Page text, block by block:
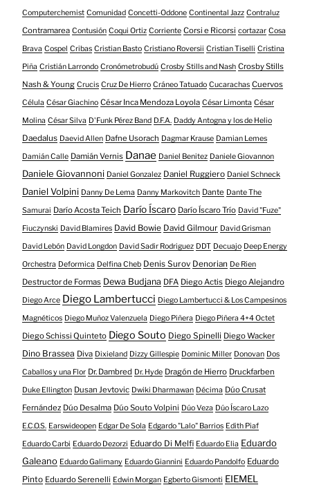
Computerchemist Comunidad Concetti-Oddone Continental Jazz Contraluz
Contramarea Contusión Coqui Ortiz Corriente Corsi e Ricorsi cortazar Cosa
Brava Cospel Cribas Cristian Basto Cristiano Roversii Cristian Tiselli Cristina
Piña Cristián Larrondo Cronómetrobudú Crosby Stills and Nash Crosby Stills
Nash & Young Crucis Cruz De Hierro Cráneo Tatuado Cucarachas Cuervos
Célula César Giachino César Inca Mendoza Loyola César Limonta César
Molina César Silva D'Funk Pérez Band D.F.A. Daddy Antogna y los de Helio
Daedalus Daevid Allen Dafne Usorach Dagmar Krause Damian Lemes
Damián Calle Damián Vernis Danae Daniel Benitez Daniele Giovannon
Daniele Giovannoni Daniel Gonzalez Daniel Ruggiero Daniel Schneck
Daniel Volpini Danny De Lema Danny Markovitch Dante Dante The
Samurai Darío Acosta Teich Darío Íscaro Darío Íscaro Trío David "Fuze"
Fiuczynski David Blamires David Bowie David Gilmour David Grisman
David Lebón David Longdon David Sadir Rodriguez DDT Decuajo Deep Energy
Orchestra Deformica Delfina Cheb Denis Surov Denorian De Rien
Destructor de Formas Dewa Budjana DFA Diego Actis Diego Alejandro
Diego Arce Diego Lambertucci Diego Lambertucci & Los Campesinos
Magnéticos Diego Muñoz Valenzuela Diego Piñera Diego Piñera 4+4 Octet
Diego Schissi Quinteto Diego Souto Diego Spinelli Diego Wacker
Dino Brassea Diva Dixieland Dizzy Gillespie Dominic Miller Donovan Dos
Caballos y una Flor Dr. Dambred Dr. Hyde Dragón de Hierro Druckfarben
Duke Ellington Dusan Jevtovic Dwiki Dharmawan Décima Dúo Crusat
Fernández Dúo Desalma Dúo Souto Volpini Dúo Veza Dúo Íscaro Lazo
E.C.O.S. Earswideopen Edgar De Sola Edgardo "Lalo" Barrios Edith Piaf
Eduardo Carbi Eduardo Dezorzi Eduardo Di Melfi Eduardo Elia Eduardo
Galeano Eduardo Galimany Eduardo Giannini Eduardo Pandolfo Eduardo
Pinto Eduardo Serenelli Edwin Morgan Egberto Gismonti EIEMEL